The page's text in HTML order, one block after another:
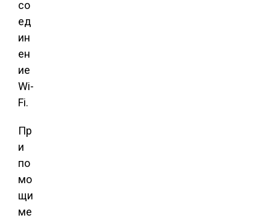
со
ед
ин
ен
ие
Wi-
Fi.
Пр
и
по
мо
щи
ме